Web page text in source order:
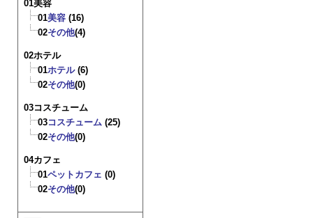
01美容
01美容 (16)
02その他(4)
02ホテル
01ホテル(6)
02その他(0)
03コスチューム
03コスチューム (25)
02その他(0)
04カフェ
01ペットカフェ (0)
02その他(0)